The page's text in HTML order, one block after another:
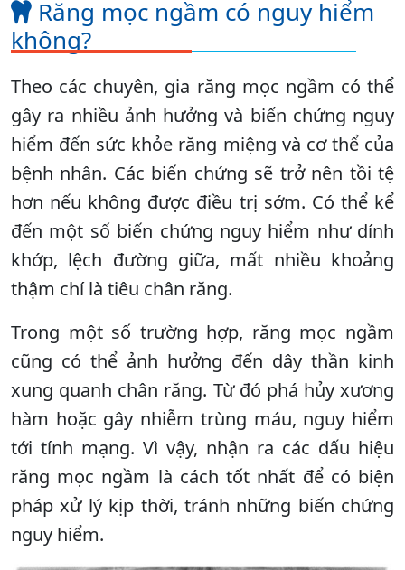
Răng mọc ngầm có nguy hiểm
không?
Theo các chuyên, gia răng mọc ngầm có thể
gây ra nhiều ảnh hưởng và biến chứng nguy
hiểm đến sức khỏe răng miệng và cơ thể của
bệnh nhân. Các biến chứng sẽ trở nên tồi tệ
hơn nếu không được điều trị sớm. Có thể kể
đến một số biến chứng nguy hiểm như dính
khớp, lệch đường giữa, mất nhiều khoảng
thậm chí là tiêu chân răng.
Trong một số trường hợp, răng mọc ngầm
cũng có thể ảnh hưởng đến dây thần kinh
xung quanh chân răng. Từ đó phá hủy xương
hàm hoặc gây nhiễm trùng máu, nguy hiểm
tới tính mạng. Vì vậy, nhận ra các dấu hiệu
răng mọc ngầm là cách tốt nhất để có biện
pháp xử lý kịp thời, tránh những biến chứng
nguy hiểm.